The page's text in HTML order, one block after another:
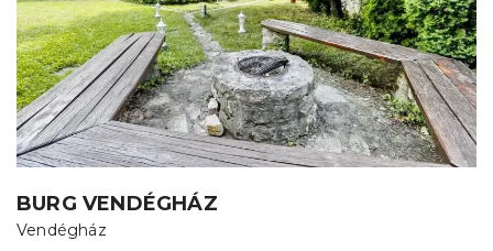
BURG VENDÉGHÁZ
Vendégház